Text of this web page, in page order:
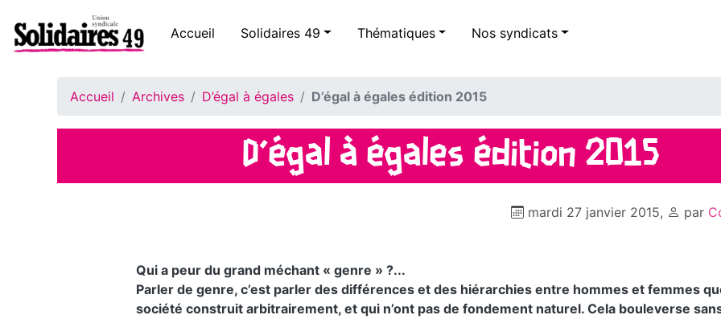
Accueil Solidaires 49 Thématiques Nos syndicats
Accueil Archives D’égal à égales D’égal à égales édition 2015
D’égal à égales édition 2015
mardi 27 janvier 2015, par
Qui a peur du grand méchant « genre » ?...
Parler de genre, c’est parler des différences et des hiérarchies entre hommes et femmes
société construit arbitrairement, et qui n’ont pas de fondement naturel. Cela bouleverse